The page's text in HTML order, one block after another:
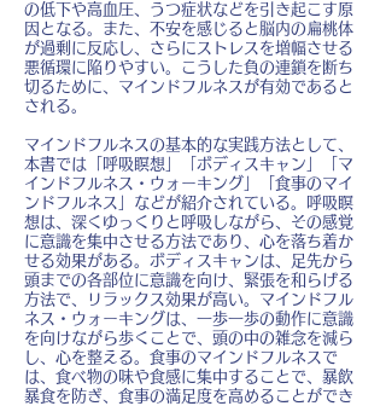
の低下や高血圧、うつ症状などを引き起こす原
因となる。また、不安を感じると脳内の扁桃体
が過剰に反応し、さらにストレスを増幅させる
悪循環に陥りやすい。こうした負の連鎖を断ち
切るために、マインドフルネスが有効であると
される。
マインドフルネスの基本的な実践方法として、
本書では「呼吸瞑想」「ボディスキャン」「マ
インドフルネス・ウォーキング」「食事のマイ
ンドフルネス」などが紹介されている。呼吸瞑
想は、深くゆっくりと呼吸しながら、その感覚
に意識を集中させる方法であり、心を落ち着か
せる効果がある。ボディスキャンは、足先から
頭までの各部位に意識を向け、緊張を和らげる
方法で、リラックス効果が高い。マインドフル
ネス・ウォーキングは、一歩一歩の動作に意識
を向けながら歩くことで、頭の中の雑念を減ら
し、心を整える。食事のマインドフルネスで
は、食べ物の味や食感に集中することで、暴飲
暴食を防ぎ、食事の満足度を高めることができ